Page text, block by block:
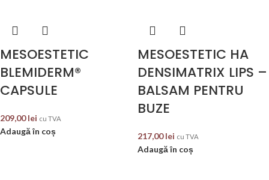
MESOESTETIC
BLEMIDERM®
CAPSULE
209,00lei cu TVA
Adaugă în coș
MESOESTETIC HA
DENSIMATRIX LIPS –
BALSAM PENTRU
BUZE
217,00lei cu TVA
Adaugă în coș